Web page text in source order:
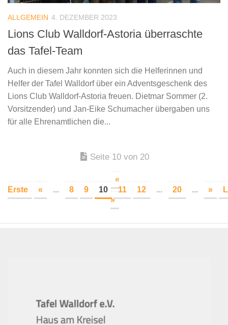
ALLGEMEIN 4. DEZEMBER 2023
Lions Club Walldorf-Astoria überraschte
das Tafel-Team
Auch in diesem Jahr konnten sich die Helferinnen und
Helfer der Tafel Walldorf über ein Adventsgeschenk des
Lions Club Walldorf-Astoria freuen. Dietmar Sommer (2.
Vorsitzender) und Jan-Eike Schumacher übergaben uns
für alle Ehrenamtlichen die...
Seite 10 von 20
«
Erste
« ... 8 9 10 11 12 ... 20 ... »
»